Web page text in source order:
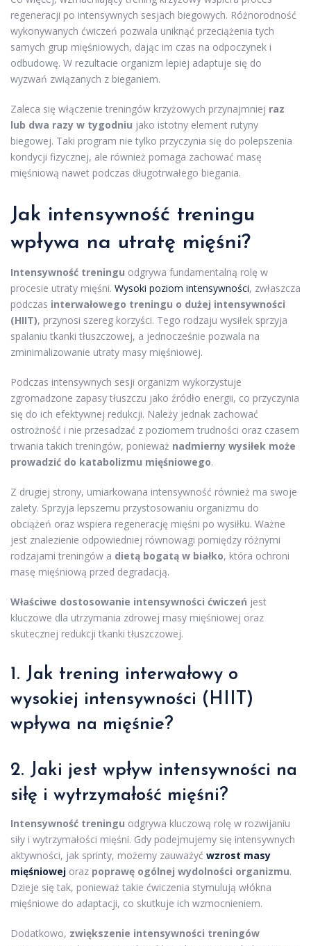
regeneracji po intensywnych sesjach biegowych. Różnorodność
wykonywanych ćwiczeń pozwala uniknąć przeciążenia tych
samych grup mięśniowych, dając im czas na odpoczynek i
odbudowę. W rezultacie organizm lepiej adaptuje się do
wyzwań związanych z bieganiem.
Zaleca się włączenie treningów krzyżowych przynajmniej raz
lub dwa razy w tygodniu jako istotny element rutyny
biegowej. Taki program nie tylko przyczynia się do polepszenia
kondycji fizycznej, ale również pomaga zachować masę
mięśniową nawet podczas długotrwałego biegania.
Jak intensywność treningu
wpływa na utratę mięśni?
Intensywność treningu odgrywa fundamentalną rolę w
procesie utraty mięśni. Wysoki poziom intensywności, zwłaszcza
podczas interwałowego treningu o dużej intensywności
(HIIT), przynosi szereg korzyści. Tego rodzaju wysiłek sprzyja
spalaniu tkanki tłuszczowej, a jednocześnie pozwala na
zminimalizowanie utraty masy mięśniowej.
Podczas intensywnych sesji organizm wykorzystuje
zgromadzone zapasy tłuszczu jako źródło energii, co przyczynia
się do ich efektywnej redukcji. Należy jednak zachować
ostrożność i nie przesadzać z poziomem trudności oraz czasem
trwania takich treningów, ponieważ nadmierny wysiłek może
prowadzić do katabolizmu mięśniowego.
Z drugiej strony, umiarkowana intensywność również ma swoje
zalety. Sprzyja lepszemu przystosowaniu organizmu do
obciążeń oraz wspiera regenerację mięśni po wysiłku. Ważne
jest znalezienie odpowiedniej równowagi pomiędzy różnymi
rodzajami treningów a dietą bogatą w białko, która ochroni
masę mięśniową przed degradacją.
Właściwe dostosowanie intensywności ćwiczeń jest
kluczowe dla utrzymania zdrowej masy mięśniowej oraz
skutecznej redukcji tkanki tłuszczowej.
1. Jak trening interwałowy o
wysokiej intensywności (HIIT)
wpływa na mięśnie?
2. Jaki jest wpływ intensywności na
siłę i wytrzymałość mięśni?
Intensywność treningu odgrywa kluczową rolę w rozwijaniu
siły i wytrzymałości mięśni. Gdy podejmujemy się intensywnych
aktywności, jak sprinty, możemy zauważyć wzrost masy
mięśniowej oraz poprawę ogólnej wydolności organizmu.
Dzieje się tak, ponieważ takie ćwiczenia stymulują włókna
mięśniowe do adaptacji, co skutkuje ich wzmocnieniem.
Dodatkowo, zwiększenie intensywności treningów